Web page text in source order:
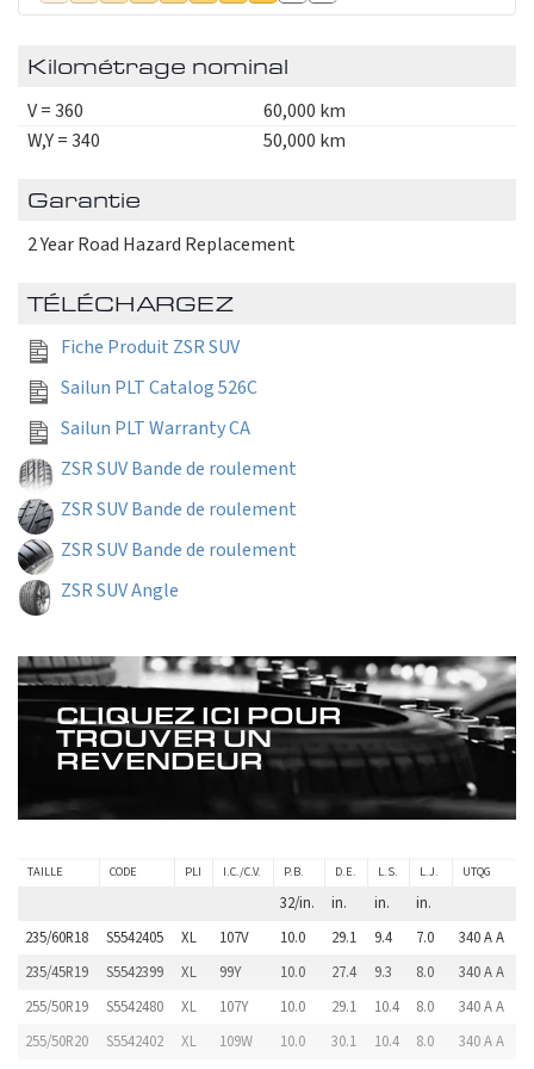
Kilométrage nominal
V = 360
60,000 km
W,Y = 340
50,000 km
Garantie
2 Year Road Hazard Replacement
TÉLÉCHARGEZ
Fiche Produit ZSR SUV
Sailun PLT Catalog 526C
Sailun PLT Warranty CA
ZSR SUV Bande de roulement
ZSR SUV Bande de roulement
ZSR SUV Bande de roulement
ZSR SUV Angle
CLIQUEZ ICI POUR
TROUVER UN
REVENDEUR
TAILLE CODE PLI I.C./C.V. P.B. D.E. L.S. L.J. UTQG
32/in. in. in.
in.
235/60R18
S5542405 XL 107V 10.0 29.1 9.4 7.0
340 A A
235/45R19
S5542399 XL 99Y 10.0 27.4 9.3 8.0
340 A A
255/50R19
S5542480 XL 107Y 10.0 29.1 10.4 8.0
340 A A
255/50R20
S5542402 XL 109W 10.0 30.1 10.4 8.0
340 A A